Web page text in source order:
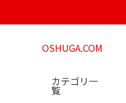
OSHUGA.COM
カテゴリ一
覧